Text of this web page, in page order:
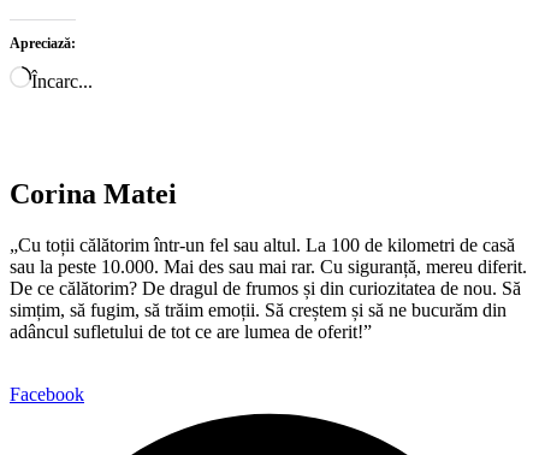
Apreciază:
Încarc...
Corina Matei
„Cu toții călătorim într-un fel sau altul. La 100 de kilometri de casă
sau la peste 10.000. Mai des sau mai rar. Cu siguranță, mereu diferit.
De ce călătorim? De dragul de frumos și din curiozitatea de nou. Să
simțim, să fugim, să trăim emoții. Să creștem și să ne bucurăm din
adâncul sufletului de tot ce are lumea de oferit!”
Facebook